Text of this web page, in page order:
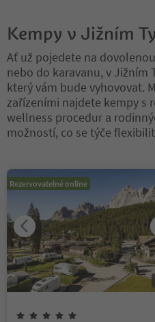
Kempy v Jižním
Ať už pojedete na
nebo do karavanu, v Jižním
který vám bude vyhovovat.
zařízeními najdete kempy s
wellness procedur a
možností, co se týče
Rezervovatelné online